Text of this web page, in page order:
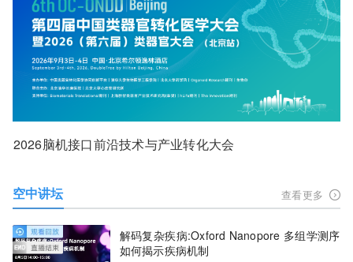
2026脑机接口前沿技术与产业转化大会
空中讲坛 查看更多
解码复杂疾病:Oxford Nanopore 多组学测序
如何揭示疾病机制